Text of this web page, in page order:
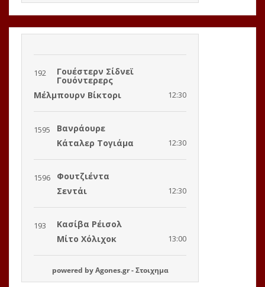
powered byAgones.gr-Στοιχημα